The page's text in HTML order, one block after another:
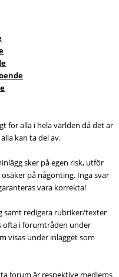
för alla i hela världen då det är
kan ta del av.
sker på egen risk, utför
på någonting. Inga svar
vara korrekta!
samt redigera rubriker/texter
ofta i forumtråden under
visas under inlägget som
forum är respektive medlems